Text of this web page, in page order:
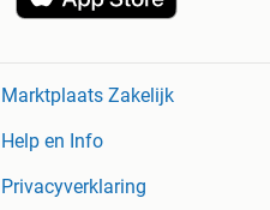
Marktplaats Zakelijk
Help en Info
Privacyverklaring